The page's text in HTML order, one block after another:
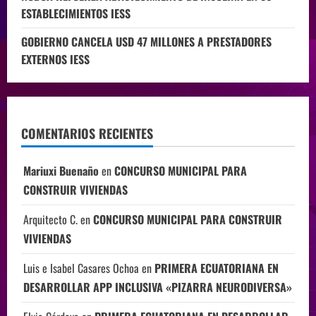
ESTABLECIMIENTOS IESS
GOBIERNO CANCELA USD 47 MILLONES A PRESTADORES
EXTERNOS IESS
COMENTARIOS RECIENTES
Mariuxi Buenaño enCONCURSO MUNICIPAL PARA
CONSTRUIR VIVIENDAS
Arquitecto C.enCONCURSO MUNICIPAL PARA CONSTRUIR
VIVIENDAS
Luis e Isabel Casares Ochoa en PRIMERA ECUATORIANA EN
DESARROLLAR APP INCLUSIVA «PIZARRA NEURODIVERSA»